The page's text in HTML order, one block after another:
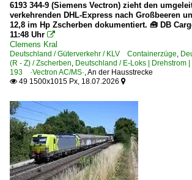
E-Loks | Drehstrom | 91 80
6 101 BR 101
6 101 BR 101 Werbeloks
6 145 BR 145 ·Traxx AC·
6 152 BR 152 ·ES 64 F·
6 182 BR 182 ·ES 64 U2· Private
6 185 BR 185 ·Traxx AC1/2·
6 186 BR 186 ·Traxx MS2e·
6193 344-9 (Siemens Vectron) zieht den
verkehrenden DHL-Express nach Großbeeren
12,8 im Hp Zscherben dokumentiert. 🧰 DB
11:48 Uhr 
Clemens Kral
Deutschland / Güterverkehr / KLV Containerzüge,
(R - Z) / Zscherben, Deutschland / E-Loks | Drehstrom
193 ·Vectron AC/MS·,An der Hausstrecke
 49 1500x1015 Px, 18.07.2026 